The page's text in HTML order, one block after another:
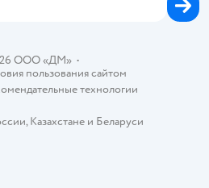
ООО «ДМ»•
пользования сайтом
технологии
,Казахстанеи Беларуси